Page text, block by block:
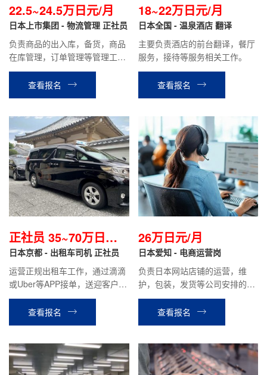
22.5~24.5万日元/月
日本上市集团 - 物流管理 正社员
负责商品的出入库，备货，商品
在库管理，订单管理等管理工
作。 负责物流中心系统的管理，
兼职及留学生，技能实习生等的
人员管理，翻译等 今后有机会转
能力)
查看报名
18~22万日元/月
日本全国 - 温泉酒店 翻译
主要负责酒店的前台翻译，餐厅
服务，接待等服务相关工作。
查看报名
正社员 35~70万日元
左右/月
日本京都 - 出租车司机 正社员
运营正规出租车工作，通过滴滴
或Uber等APP接单，送迎客户等
相关工作。月基本给19万日元，
月综合收入约35~70万日元左右
（根据个人能力）
查看报名
26万日元/月
日本爱知 - 电商运营岗
负责日本网站店铺的运营，维
护，包装，发货等公司安排的其
他工作。
查看报名